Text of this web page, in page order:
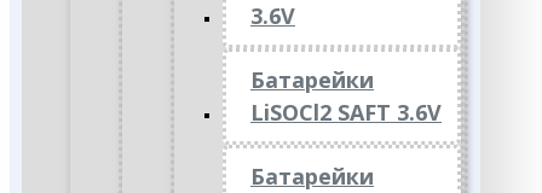
3.6V
Батарейки
LiSOCl2 SAFT 3.6V
Батарейки